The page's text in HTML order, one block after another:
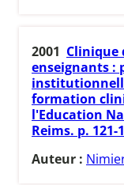
2001 Clinique
enseignants :
formation
l'Education
Reims. p. 121-
Auteur :